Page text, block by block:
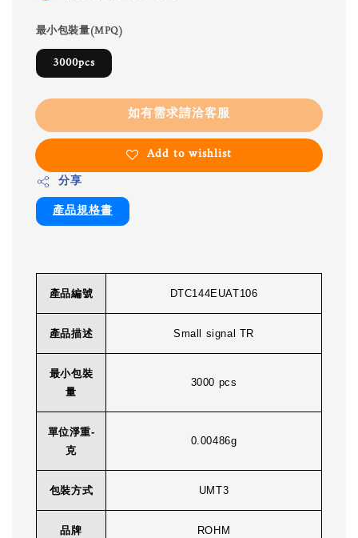
最小包裝量(MPQ)
3000pcs
如有需求請洽客服
Add to wishlist
分享
產品規格書
產品編號 DTC144EUAT106
產品描述 Small signal TR
最小包裝
量
3000 pcs
單位淨重-
克
0.00486g
包裝方式 UMT3
品牌 ROHM